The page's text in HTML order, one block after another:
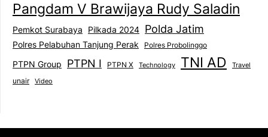
Pangdam V Brawijaya Rudy Saladin
Pemkot Surabaya Pilkada 2024 Polda Jatim
Polres Pelabuhan Tanjung Perak Polres Probolinggo
PTPN Group PTPN I PTPN X Technology TNI AD Travel
unair Video